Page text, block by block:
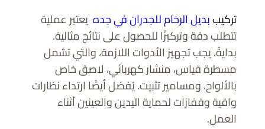
تركيببديل الرخام للجدران في جده يعتبر عملية
تتطلب دقة وتركيزًا للحصول على نتائج مثالية.
بدايةً، يجب تجهيز الأدوات اللازمة، والتي تشمل
مسطرة قياس، منشار كهربائي، لاصق خاص
بالألواح، ومسامير تثبيت. يُفضل أيضًا ارتداء نظارات
واقية وقفازات لحماية اليدين والعينين أثناء
العمل.